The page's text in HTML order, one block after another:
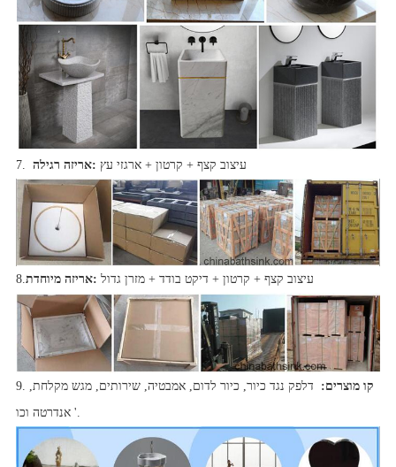
7. אריזה רגילה: עיצוב קצף + קרטון + ארגזי עץ
8. אריזה מיוחדת: עיצוב קצף + קרטון + דיקט בודד + מזרן גדול
9. קו מוצרים:
דלפק נגד כיור, כיור לדום, אמבטיה, שירותים, מגש מקלחת,
אנדרטה וכו '.